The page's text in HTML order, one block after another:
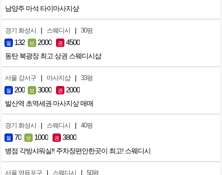
남양주 마석 타이마사지샾
경기 화성시 | 스웨디시 | 30평
월 132 보 2000 권 4500
동탄 북광장 최고 상권 스웨디시샵
서울 강서구 | 마사지샵 | 33평
월 200 보 3000 권 2000
발산역 초역세권 마사지샆 매매
경기 화성시 | 스웨디시 | 40평
월 70 보 1000 권 3800
병점 각방샤워실!! 주차장편안한곳이 최고! 스웨디시
서울 영등포구 | 스웨디시 | 50평